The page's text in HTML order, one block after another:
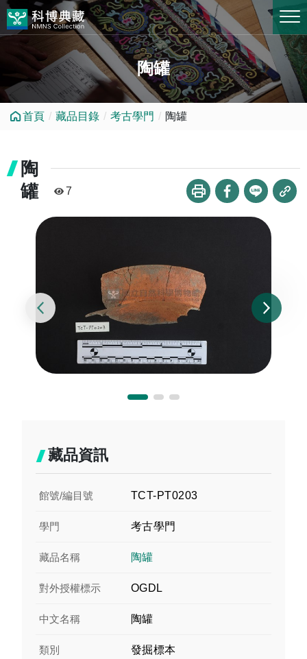
跳到中央內容區塊
陶罐
首頁 藏品目錄 考古學門 陶罐
陶
罐
7
藏品資訊
館號/編目號 TCT-PT0203
學門 考古學門
藏品名稱 陶罐
對外授權標示 OGDL
中文名稱 陶罐
類別 發掘標本